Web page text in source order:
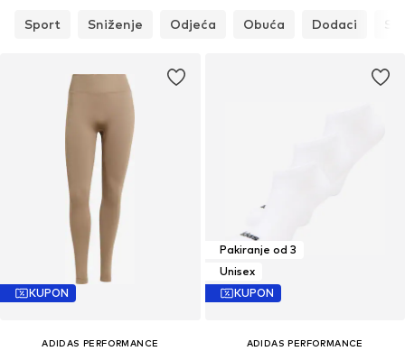
Sport Sniženje Odjeća Obuća Dodaci
KUPON
ADIDAS PERFORMANCE
Pakiranje od 3
Unisex
KUPON
ADIDAS PERFORMANCE